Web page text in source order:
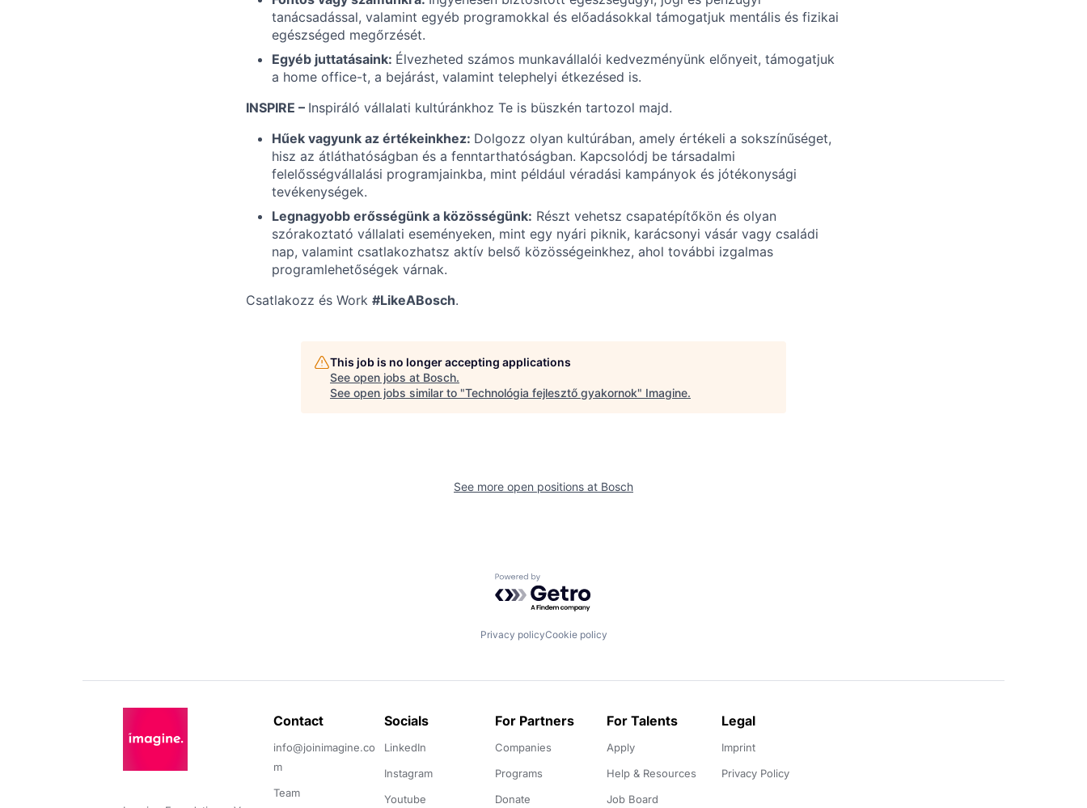
tanácsadással, valamint egyéb programokkal és előadásokkal támogatjuk mentális és fizikai
egészséged megőrzését.
Egyéb juttatásaink: Élvezheted számos munkavállalói kedvezményünk előnyeit, támogatjuk
a home office-t, a bejárást, valamint telephelyi étkezésed is.
INSPIRE – Inspiráló vállalati kultúránkhoz Te is büszkén tartozol majd.
Hűek vagyunk az értékeinkhez: Dolgozz olyan kultúrában, amely értékeli a sokszínűséget,
hisz az átláthatóságban és a fenntarthatóságban. Kapcsolódj be társadalmi
felelősségvállalási programjainkba, mint például véradási kampányok és jótékonysági
tevékenységek.
Legnagyobb erősségünk a közösségünk: Részt vehetsz csapatépítőkön és olyan
szórakoztató vállalati eseményeken, mint egy nyári piknik, karácsonyi vásár vagy családi
nap, valamint csatlakozhatsz aktív belső közösségeinkhez, ahol további izgalmas
programlehetőségek várnak.
Csatlakozz és Work #LikeABosch.
This job is no longer accepting applications
See open jobs at Bosch.
See open jobs similar to "Technológia fejlesztő gyakornok" Imagine.
See more open positions at Bosch
Powered by Getro.com
Privacy policyCookie policy
Contact
info@joinimagine.co
m
Team
Socials
LinkedIn
Instagram
Youtube
For Partners
Companies
Programs
Donate
For Talents
Apply
Help & Resources
Job Board
Legal
Imprint
Privacy Policy